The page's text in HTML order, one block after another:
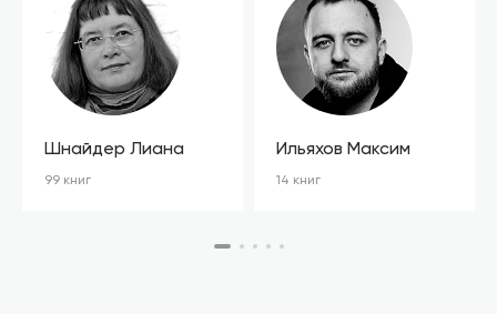
Шнайдер Лиана
99 книг
Ильяхов Максим
14 книг